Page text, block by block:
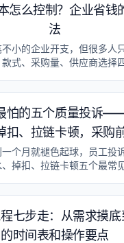
怎么控制？企业省钱
法
小的企业开支，但很多人
式、采购量、供应商选择
怕的五个质量投诉
扣、拉链卡顿，采购
个月就褪色起球，员工投
掉扣、拉链卡顿五个最常
七步走：从需求摸
的时间表和操作要点